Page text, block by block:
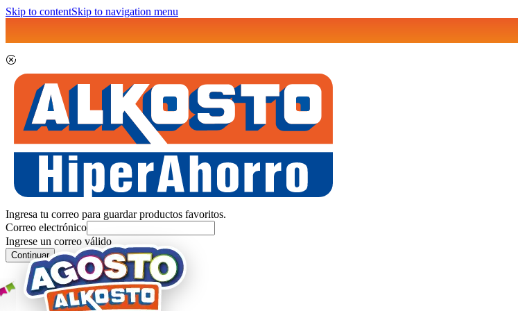
Skip to contentSkip to navigation menu
Ingresa tu correo para guardar productos favoritos.
Correo electrónico
Ingrese un correo válido
Continuar